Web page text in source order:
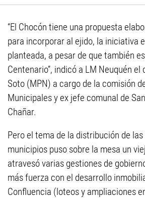
“El Chocón tiene una propuesta
para incorporar al ejido, la iniciativa
planteada, a pesar de que también
Centenario”, indicó a LM Neuquén el
Soto (MPN) a cargo de la comisión
Municipales y ex jefe comunal de
Chañar.
Pero el tema de la distribución de
municipios puso sobre la mesa un
atravesó varias gestiones de
más fuerza con el desarrollo
Confluencia (loteos y ampliaciones